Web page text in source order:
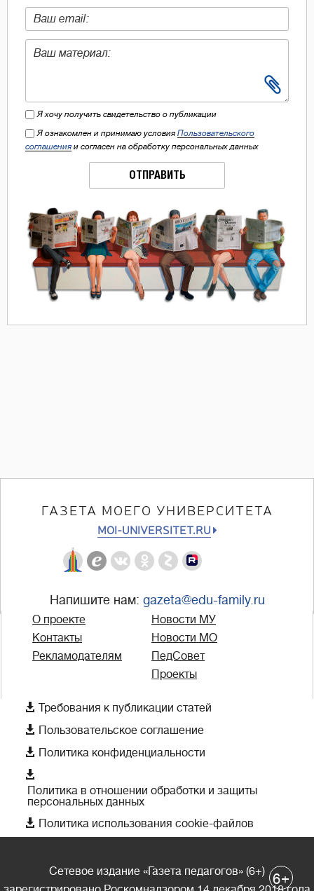
Я хочу получить свидетельство о публикации
Я ознакомлен и принимаю условия Пользовательского
соглашения и согласен на обработку персональных данных
ОТПРАВИТЬ
ГАЗЕТА МОЕГО УНИВЕРСИТЕТА
MOI-UNIVERSITET.RU
Напишите нам: gazeta@edu-family.ru
О проекте
Контакты
Рекламодателям
Новости МУ
Новости МО
ПедСовет
Проекты
 Требования к публикации статей
 Пользовательское соглашение
 Политика конфиденциальности

Политика в отношении обработки и защиты
персональных данных
 Политика использования cookie-файлов
Сетевое издание «Газета педагогов» (6+)
6+